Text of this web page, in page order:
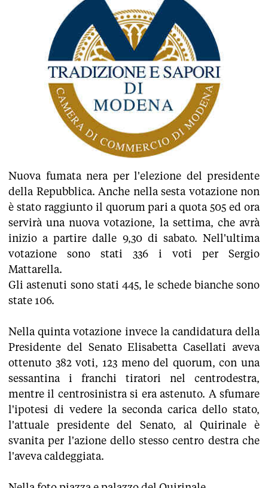
Nuova fumata nera per l'elezione del presidente
della Repubblica. Anche nella sesta votazione non
è stato raggiunto il quorum pari a quota 505 ed ora
servirà una nuova votazione, la settima, che avrà
inizio a partire dalle 9,30 di sabato. Nell'ultima
votazione sono stati 336 i voti per Sergio
Mattarella.
Gli astenuti sono stati 445, le schede bianche sono
state 106.
Nella quinta votazione invece la candidatura della
Presidente del Senato Elisabetta Casellati aveva
ottenuto 382 voti, 123 meno del quorum, con una
sessantina i franchi tiratori nel centrodestra,
mentre il centrosinistra si era astenuto. A sfumare
l'ipotesi di vedere la seconda carica dello stato,
l'attuale presidente del Senato, al Quirinale è
svanita per l'azione dello stesso centro destra che
l'aveva caldeggiata.